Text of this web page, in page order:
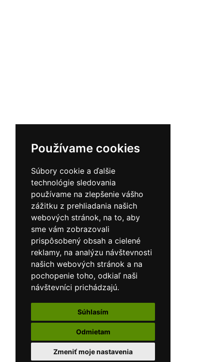
Používame cookies
Súbory cookie a ďalšie
technológie sledovania
používame na zlepšenie vášho
zážitku z prehliadania našich
webových stránok, na to, aby
sme vám zobrazovali
prispôsobený obsah a cielené
reklamy, na analýzu návštevnosti
našich webových stránok a na
pochopenie toho, odkiaľ naši
návštevníci prichádzajú.
Súhlasím
Odmietam
Zmeniť moje nastavenia